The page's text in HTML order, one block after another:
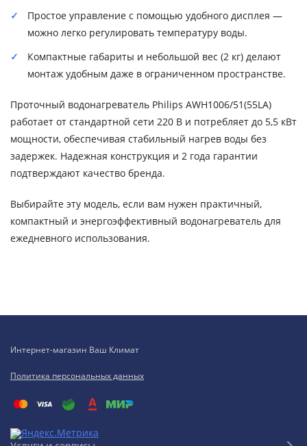
Простое управление с помощью удобного дисплея —
можно легко регулировать температуру воды.
Компактные габариты и небольшой вес (2 кг) делают
монтаж удобным даже в ограниченном пространстве.
Проточный водонагреватель Philips AWH1006/51(55LA)
работает от стандартной сети 220 В и потребляет до 5,5 кВт
мощности, обеспечивая стабильный нагрев воды без
задержек. Надежная конструкция и 2 года гарантии
подтверждают качество бренда.
Выбирайте эту модель, если вам нужен практичный,
компактный и энергоэффективный водонагреватель для
ежедневного использования.
Интернет-магазин Ваш Климат
Политика персональных данных